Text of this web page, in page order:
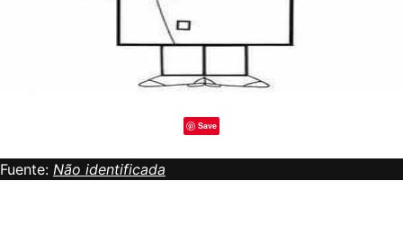
Save
Fuente: Não identificada